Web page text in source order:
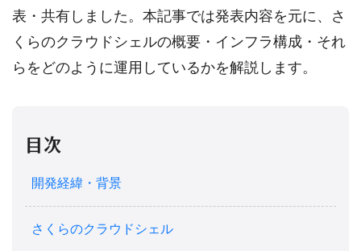
表・共有しました。本記事では発表内容を元に、さ
くらのクラウドシェルの概要・インフラ構成・それ
らをどのように運用しているかを解説します。
目次
開発経緯・背景
さくらのクラウドシェル